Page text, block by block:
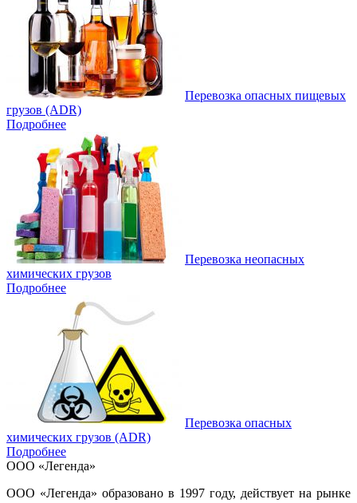
Перевозка опасных пищевых
грузов (ADR)
Подробнее
Перевозка неопасных
химических грузов
Подробнее
Перевозка опасных
химических грузов (ADR)
Подробнее
ООО «Легенда»
ООО «Легенда» образовано в 1997 году, действует на рынке